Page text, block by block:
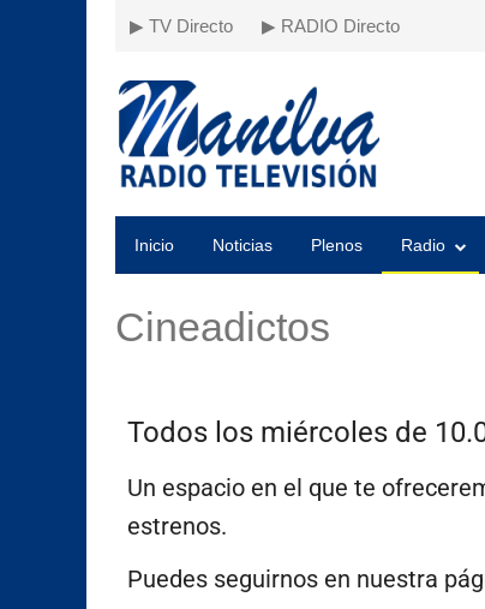
▶ TV Directo ▶ RADIO Directo
Inicio Noticias Plenos Radio
Cineadictos
Todos los miércoles de
Un espacio en el que te
estrenos.
Puedes seguirnos en nuestra